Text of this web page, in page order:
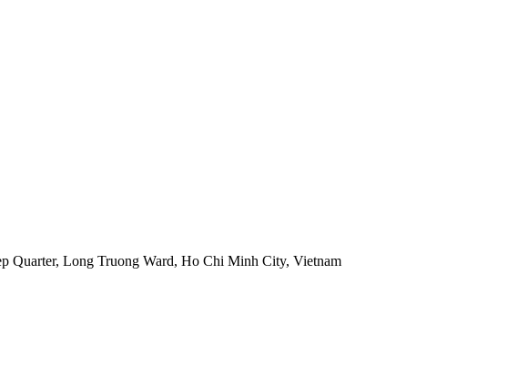
Quarter, Long Truong Ward, Ho Chi Minh City, Vietnam